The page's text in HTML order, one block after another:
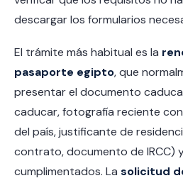
descargar los formularios
El trámite más habitual es la
pasaporte egipto, que
presentar el documento
caducar, fotografía reciente
del país, justificante de
contrato, documento de IRCC)
cumplimentados. La solicitud